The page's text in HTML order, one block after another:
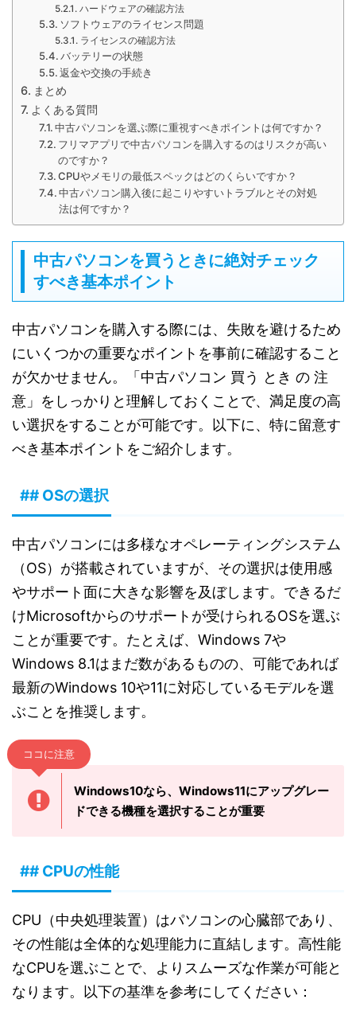
ハードウェアの確認方法
ソフトウェアのライセンス問題
ライセンスの確認方法
バッテリーの状態
返金や交換の手続き
まとめ
よくある質問
中古パソコンを選ぶ際に重視すべきポイントは何ですか？
フリマアプリで中古パソコンを購入するのはリスクが高い
のですか？
CPUやメモリの最低スペックはどのくらいですか？
中古パソコン購入後に起こりやすいトラブルとその対処
法は何ですか？
中古パソコンを買うときに絶対チェック
すべき基本ポイント
中古パソコンを購入する際には、失敗を避けるため
にいくつかの重要なポイントを事前に確認すること
が欠かせません。「中古パソコン 買う とき の 注
意」をしっかりと理解しておくことで、満足度の高
い選択をすることが可能です。以下に、特に留意す
べき基本ポイントをご紹介します。
## OSの選択
中古パソコンには多様なオペレーティングシステム
（OS）が搭載されていますが、その選択は使用感
やサポート面に大きな影響を及ぼします。できるだ
けMicrosoftからのサポートが受けられるOSを選ぶ
ことが重要です。たとえば、Windows 7や
Windows 8.1はまだ数があるものの、可能であれば
最新のWindows 10や11に対応しているモデルを選
ぶことを推奨します。
ココに注意
Windows10なら、Windows11にアップグレー
ドできる機種を選択することが重要
## CPUの性能
CPU（中央処理装置）はパソコンの心臓部であり、
その性能は全体的な処理能力に直結します。高性能
なCPUを選ぶことで、よりスムーズな作業が可能と
なります。以下の基準を参考にしてください：